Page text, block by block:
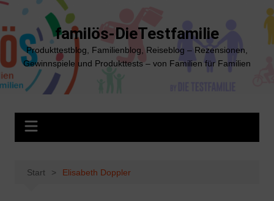
Zum
springen
familös-DieTestfamilie
Produkttestblog, Familienblog, Reiseblog – Rezensionen,
Gewinnspiele und Produkttests – von Familien für Familien
Start Elisabeth Doppler